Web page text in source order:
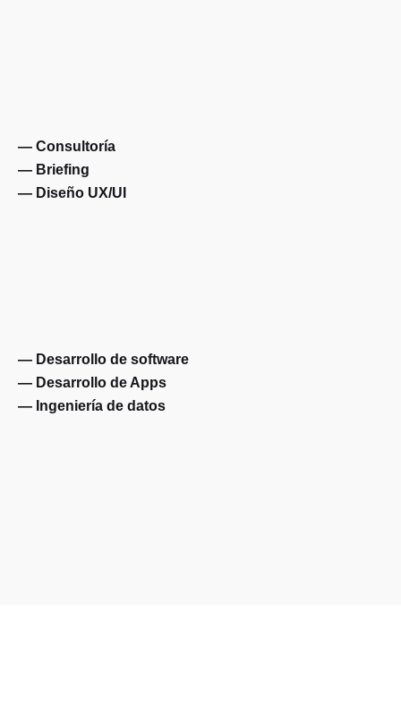
— Consultoría
— Briefing
— Diseño UX/UI
— Desarrollo de software
— Desarrollo de Apps
— Ingeniería de datos